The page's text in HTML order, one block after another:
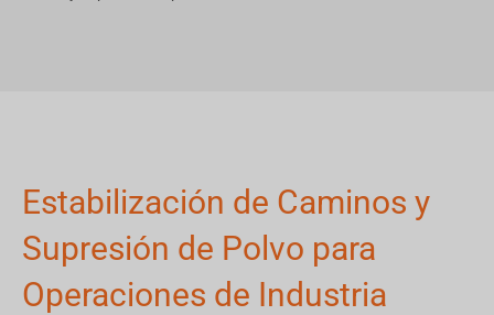
Estabilización de Caminos y
Supresión de Polvo para
Operaciones de Industria